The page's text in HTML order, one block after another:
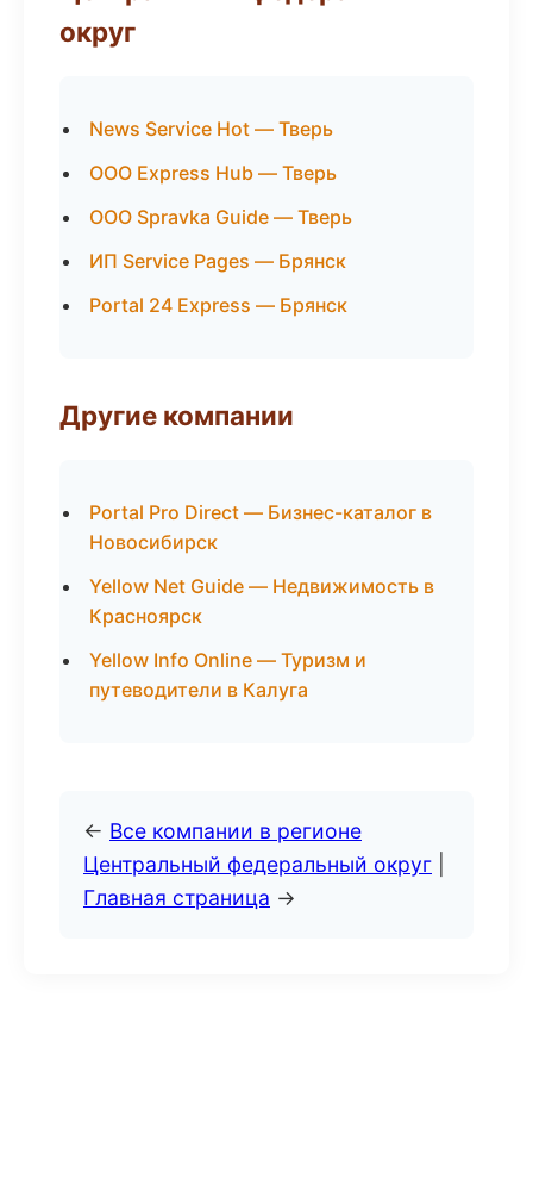
округ
News Service Hot — Тверь
ООО Express Hub — Тверь
ООО Spravka Guide — Тверь
ИП Service Pages — Брянск
Portal 24 Express — Брянск
Другие компании
Portal Pro Direct — Бизнес-каталог в
Новосибирск
Yellow Net Guide — Недвижимость в
Красноярск
Yellow Info Online — Туризм и
путеводители в Калуга
← Все компании в регионе
Центральный федеральный округ
Главная страница →